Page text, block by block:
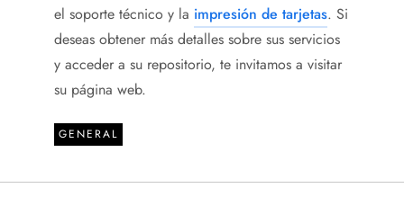
el soporte técnico y la impresión de tarjetas. Si
deseas obtener más detalles sobre sus servicios
y acceder a su repositorio, te invitamos a visitar
su página web.
GENERAL